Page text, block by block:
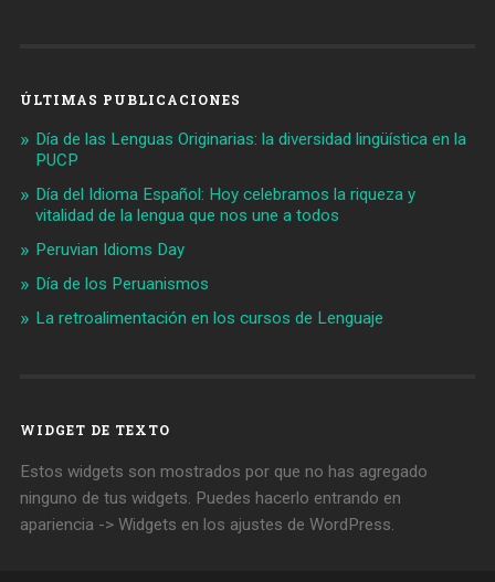
ÚLTIMAS PUBLICACIONES
Día de las Lenguas Originarias: la diversidad lingüística en la
PUCP
Día del Idioma Español: Hoy celebramos la riqueza y
vitalidad de la lengua que nos une a todos
Peruvian Idioms Day
Día de los Peruanismos
La retroalimentación en los cursos de Lenguaje
WIDGET DE TEXTO
Estos widgets son mostrados por que no has agregado
ninguno de tus widgets. Puedes hacerlo entrando en
apariencia -> Widgets en los ajustes de WordPress.